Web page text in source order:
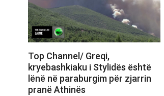
Top Channel/ Greqi,
kryebashkiaku i Stylidës është
lënë në paraburgim për zjarrin
pranë Athinës